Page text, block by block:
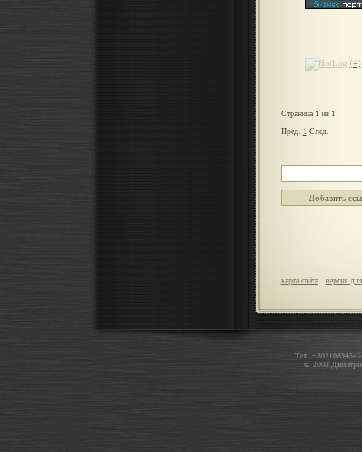
(+)
Страница 1 из 1
Пред.
1 След.
карта сайта версия
Тел.
© 2008